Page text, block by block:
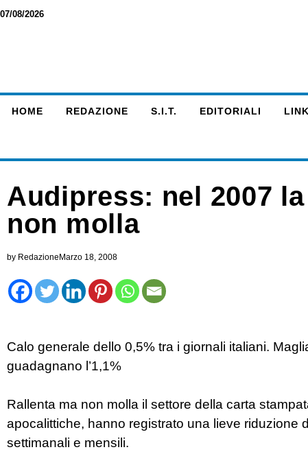
07/08/2026
HOME REDAZIONE S.I.T. EDITORIALI
Audipress: nel 2007
non molla
by Redazione Marzo 18, 2008
Calo generale dello 0,5% tra i giornali italiani.
guadagnano l’1,1%
Rallenta ma non molla il settore della carta
apocalittiche, hanno registrato una lieve riduzione
settimanali e mensili.